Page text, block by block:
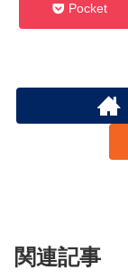
Pocket
関連記事